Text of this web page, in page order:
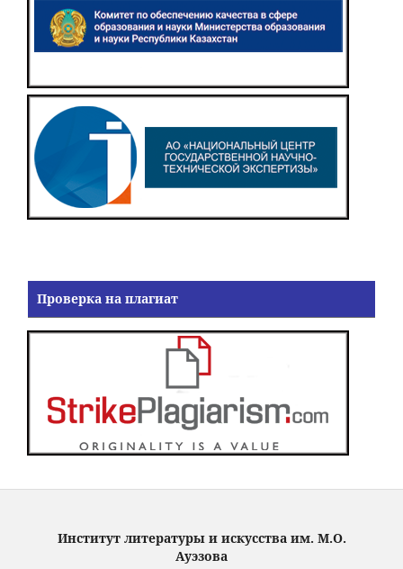
Проверка на плагиат
Институт литературы и искусства им. М.О.
Ауэзова